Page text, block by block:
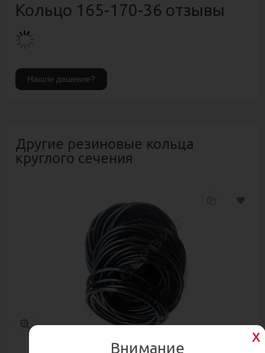
Кольцо 165-170-36 отзывы
Другие резиновые кольца
круглого сечения
Внимание